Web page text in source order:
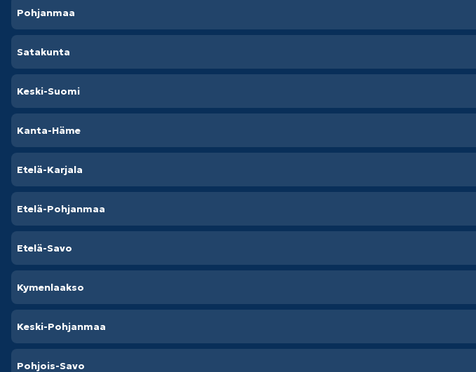
Pohjanmaa
Satakunta
Keski-Suomi
Kanta-Häme
Etelä-Karjala
Etelä-Pohjanmaa
Etelä-Savo
Kymenlaakso
Keski-Pohjanmaa
Pohjois-Savo